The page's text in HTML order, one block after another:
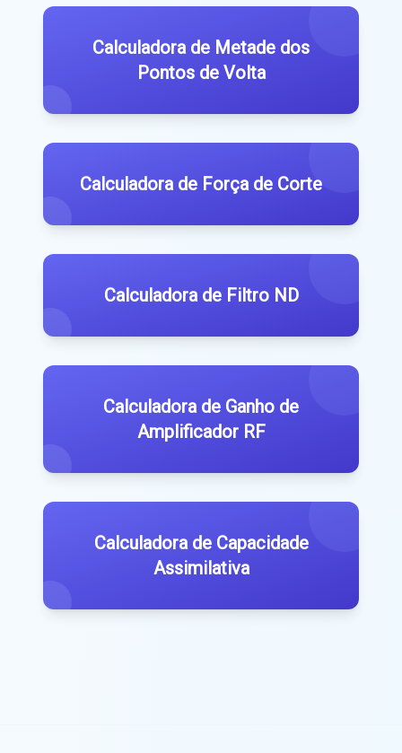
Calculadora de Metade dos
Pontos de Volta
Calculadora de Força de Corte
Calculadora de Filtro ND
Calculadora de Ganho de
Amplificador RF
Calculadora de Capacidade
Assimilativa